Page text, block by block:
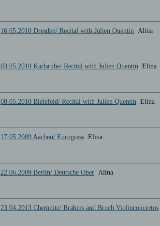
16.05.2010 Dresden/ Recital with Julien Quentin Alina
03.05.2010 Karlsruhe/ Recital with Julien Quentin Elina
08.05.2010 Bielefeld/ Recital with Julien Quentin Elina
17.05.2009 Aachen/ Eurogress Elina
22.06.2009 Berlin/ Deutsche Oper Alina
23.04.2013 Chemnitz/ Brahms and Bruch Violinconcertos